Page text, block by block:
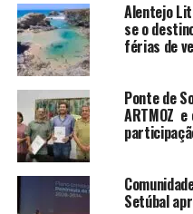
Alentejo
se o
férias de
Ponte de
ARTMOZ
Setúbal